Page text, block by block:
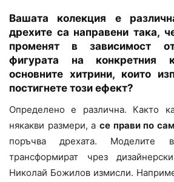
Вашата колекция е
дрехите са направени така,
променят в зависимост
фигурата на конкретния
основните хитрини, които
постигнете този ефект?
Определено е различна. Както
някакви размери, а се прави по
поръчва дрехата. Моделите
трансформират чрез
Николай Божилов измисли.